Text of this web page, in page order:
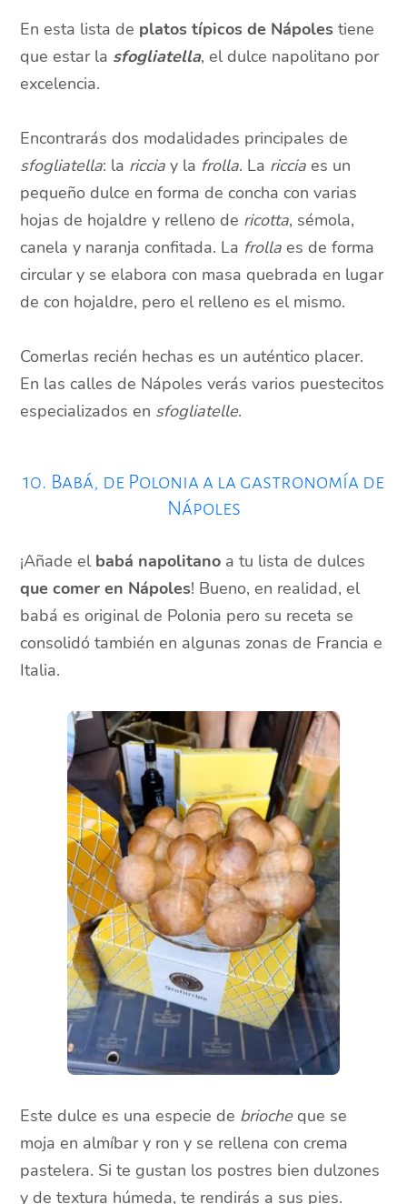
En esta lista de platos típicos de Nápoles tiene
que estar la sfogliatella, el dulce napolitano por
excelencia.
Encontrarás dos modalidades principales de
sfogliatella: la riccia y la frolla. La riccia es un
pequeño dulce en forma de concha con varias
hojas de hojaldre y relleno de ricotta, sémola,
canela y naranja confitada. La frolla es de forma
circular y se elabora con masa quebrada en lugar
de con hojaldre, pero el relleno es el mismo.
Comerlas recién hechas es un auténtico placer.
En las calles de Nápoles verás varios puestecitos
especializados en sfogliatelle.
10. Babá, de Polonia a la gastronomía de
Nápoles
¡Añade elbabá napolitano a tu lista de dulces
que comer en Nápoles! Bueno, en realidad, el
babá es original de Polonia pero su receta se
consolidó también en algunas zonas de Francia e
Italia.
Este dulce es una especie de briocheque se
moja en almíbar y ron y se rellena con crema
pastelera. Si te gustan los postres bien dulzones
y de textura húmeda, te rendirás a sus pies.